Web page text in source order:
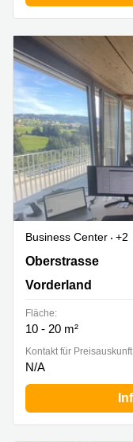
Business Center
+2
Oberstrasse 31,
Oberstrasse
Vorderland
Fläche:
10 - 20 m²
Kontakt für
N/A